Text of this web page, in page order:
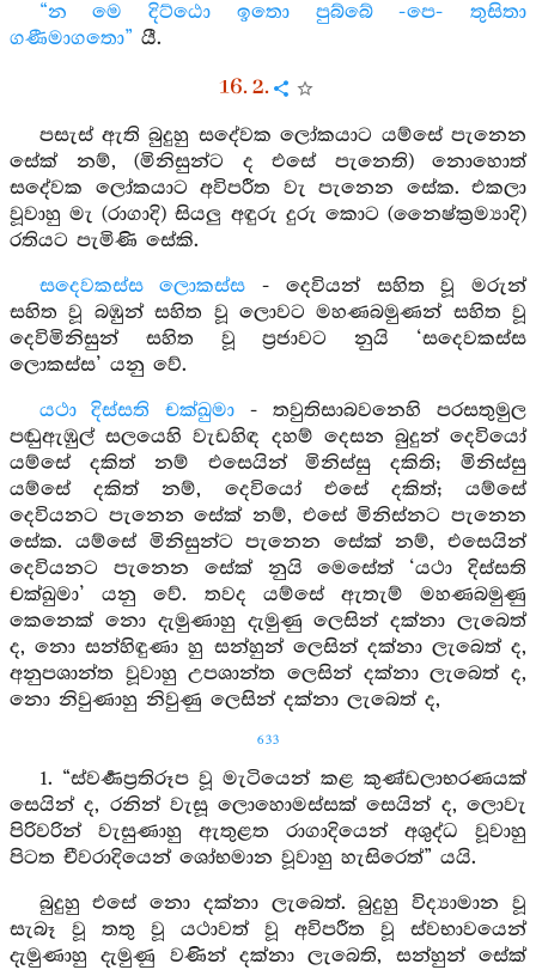
“න මෙ දිට්ඨො ඉතො පුබ්බේ -පෙ- තුසිතා
ගණීමාගතො” යී.
16. 2.
පසැස් ඇති බුදුහු සදේවක ලෝකයාට යම්සේ පැනෙන
සේක් නම්, (මිනිසුන්ට ද එසේ පැනෙති) නොහොත්
සදේවක ලෝකයාට අවිපරීත වැ පැනෙන සේක. එකලා
වූවාහු මැ (රාගාදි) සියලු අඳුරු දුරු කොට (නෛෂ්ක්‍රම්‍යාදි)
රතියට පැමිණි සේකි.
සදෙවකස්ස ලොකස්ස - දෙවියන් සහිත වූ මරුන්
සහිත වූ බඹුන් සහිත වූ ලොවට මහණබමුණන් සහිත වූ
දෙවිමිනිසුන් සහිත වූ ප්‍රජාවට නුයි ‘සදෙවකස්ස
ලොකස්ස’ යනු වේ.
යථා දිස්සති චක්ඛුමා- තවුතිසාබවනෙහි පරසතුමුල
පඬුඇඹුල් සලයෙහි වැඩහිඳ දහම් දෙසන බුදුන් දෙවියෝ
යම්සේ දකිත් නම් එසෙයින් මිනිස්සු දකිති; මිනිස්සු
යම්සේ දකිත් නම්, දෙවියෝ එසේ දකිත්; යම්සේ
දෙවියනට පැනෙන සේක් නම්, එසේ මිනිස්නට පැනෙන
සේක. යම්සේ මිනිසුන්ට පැනෙන සේක් නම්, එසෙයින්
දෙවියනට පැනෙන සේක් නුයි මෙසේත් ‘යථා දිස්සති
චක්ඛුමා’ යනු වේ. තවද යම්සේ ඇතැම් මහණබමුණු
කෙනෙක් නො දැමුණාහු දැමුණු ලෙසින් දක්නා ලැබෙත්
ද, නො සන්හිඳුණා හු සන්හුන් ලෙසින් දක්නා ලැබෙත් ද,
අනුපශාන්ත වූවාහු උපශාන්ත ලෙසින් දක්නා ලැබෙත් ද,
නො නිවුණාහු නිවුණු ලෙසින් දක්නා ලැබෙත් ද,
633
1. “ස්වර්‍ණප්‍රතිරූප වූ මැටියෙන් කළ කුණ්ඩලාභරණයක්
සෙයින් ද, රනින් වැසූ ලොහොමස්සක් සෙයින් ද, ලොවැ
පිරිවරින් වැසුණාහු ඇතුළත රාගාදියෙන් අශුද්ධ වූවාහු
පිටත චීවරාදියෙන් ශෝභමාන වූවාහු හැසිරෙත්” යයි.
බුදුහු එසේ නො දක්නා ලැබෙත්. බුදුහු විද්‍යාමාන වූ
සැබෑ වූ තතු වූ යථාවත් වූ අවිපරීත වූ ස්වභාවයෙන්
දැමුණාහු දැමුණු වණින් දක්නා ලැබෙති, සන්හුන් සේක්